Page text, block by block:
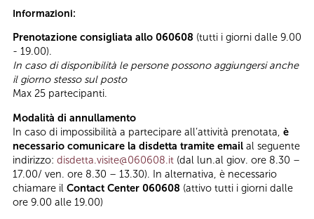
Informazioni:
Prenotazione consigliata allo 060608 (tutti i giorni dalle 9.00
- 19.00).
In caso di disponibilità le persone possono aggiungersi anche
il giorno stesso sul posto
Max 25 partecipanti.
Modalità di annullamento
In caso di impossibilità a partecipare all’attività prenotata, è
necessario comunicare la disdetta tramite email al seguente
indirizzo: disdetta.visite@060608.it (dal lun.al giov. ore 8.30 –
17.00/ ven. ore 8.30 – 13.30). In alternativa, è necessario
chiamare il Contact Center 060608 (attivo tutti i giorni dalle
ore 9.00 alle 19.00)